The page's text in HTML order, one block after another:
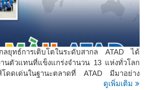
ลยุทธ์การเติบโตในระดับสากล ATAD ได้
านตัวแทนที่แข็งแกร่งจำนวน 13 แห่งทั่วโลก
โดดเด่นในฐานะตลาดที่ ATAD มีมาอย่าง
ด้วยแรงงานที่มีประสบการณ์และทักษะสูงใน
ดูเพิ่มเติม